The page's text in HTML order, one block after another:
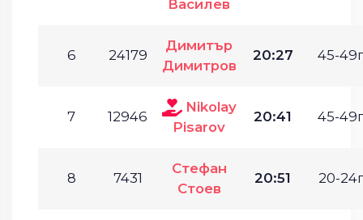
Василев
6 24179
Димитър
Димитров
20:27 45-
7 12946
Nikolay
Pisarov
20:41 45-
8 7431
Стефан
Стоев
20:51 20-